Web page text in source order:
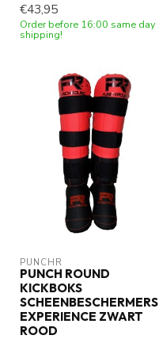
€43,95
Order before 16:00 same day
shipping!
PUNCHR
PUNCH ROUND
KICKBOKS
SCHEENBESCHERMERS
EXPERIENCE ZWART
ROOD